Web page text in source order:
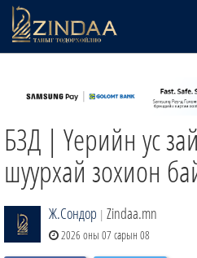
ТВ8
ӨГЛӨӨНИЙ СОНИН
АУДИО ЗОХИОЛ
ЗИНДАА СЭТГҮҮЛ
БЗД | Үерийн ус
шуурхай зохион
Ж.Сондор | Zindaa.mn
2026 оны 07 сарын 08